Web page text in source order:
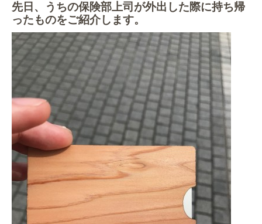
先日、うちの保険部上司が外出した際に持ち帰
ったものをご紹介します。